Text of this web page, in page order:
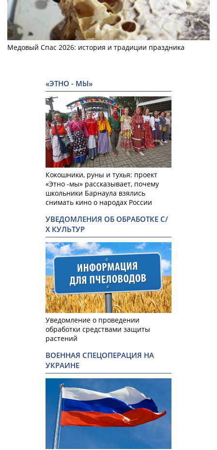
Медовый Спас 2026: история и традиции праздника
«ЭТНО - МЫ»
Кокошники, руны и тухья: проект
«Этно -мы» рассказывает, почему
школьники Барнаула взялись
снимать кино о народах России
УВЕДОМЛЕНИЯ ОБ ОБРАБОТКЕ С/
Х КУЛЬТУР
Уведомление о проведении
обработки средствами защиты
растений
ВОЕННАЯ СПЕЦОПЕРАЦИЯ НА
УКРАИНЕ